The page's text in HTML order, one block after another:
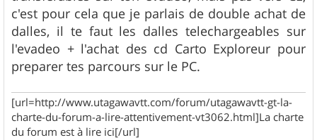
c'est pour cela que je parlais de double achat de
dalles, il te faut les dalles telechargeables sur
l'evadeo + l'achat des cd Carto Exploreur pour
preparer tes parcours sur le PC.
[url=http://www.utagawavtt.com/forum/utagawavtt-gt-la-
charte-du-forum-a-lire-attentivement-vt3062.html]La charte
du forum est à lire ici[/url]